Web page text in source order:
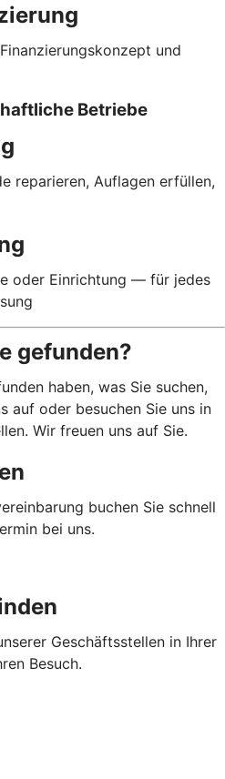
und
Betriebe
reparieren, Auflagen erfüllen,
oder Einrichtung — für jedes
gefunden?
haben, was Sie suchen,
auf oder besuchen Sie uns in
Wir freuen uns auf Sie.
buchen Sie schnell
bei uns.
Geschäftsstellen in Ihrer
Besuch.